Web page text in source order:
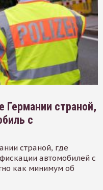
Германии страной,
с
страной, где
автомобилей с
как минимум об